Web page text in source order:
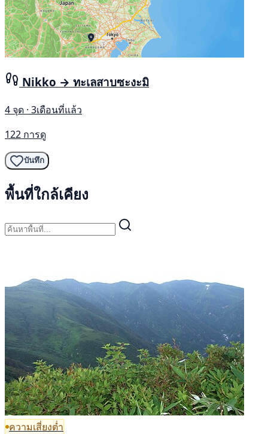
Nikko → ทะเลสาบซะงะมิ
4 จุด · 3เดือนที่แล้ว
122 การดู
บันทึก
พื้นที่ใกล้เคียง
ความเสี่ยงต่ำ